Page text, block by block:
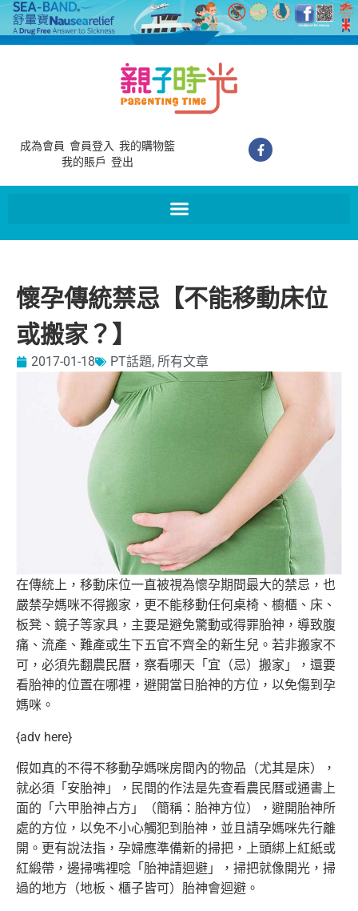
成為會員 會員登入 我的購物籃
我的賬戶 登出
懷孕傳統禁忌【不能移動床位
或搬家？】
2017-01-18 PT話題, 所有文章
在傳統上，移動床位一直被視為懷孕期間最大的禁忌， 也
嚴禁孕媽咪不得搬家，更不能移動任何桌椅、櫥櫃、床、
板凳、 鏡子等家具，主要是避免驚動或得罪胎神，導致腹
痛、流產、 難產或生下五官不齊全的新生兒。若非搬家不
可，必須先翻農民曆， 察看哪天「宜（忌）搬家」，還要
看胎神的位置在哪裡， 避開當日胎神的方位，以免傷到孕
媽咪。
{adv here}
假如真的不得不移動孕媽咪房間內的物品（尤其是床），
就必須「 安胎神」，民間的作法是先查看農民曆或通書上
面的「 六甲胎神占方」（簡稱：胎神方位），避開胎神所
處的方位， 以免不小心觸犯到胎神，並且請孕媽咪先行離
開。更有說法指， 孕婦應準備新的掃把，上頭綁上紅紙或
紅緞帶，邊掃嘴裡唸「 胎神請迴避」，掃把就像開光，掃
過的地方（地板、櫃子皆可） 胎神會迴避。